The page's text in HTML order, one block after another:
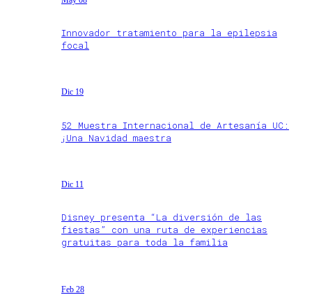
Innovador tratamiento para la epilepsia
focal
Dic 19
52 Muestra Internacional de Artesanía UC:
¡Una Navidad maestra
Dic 11
Disney presenta “La diversión de las
fiestas” con una ruta de experiencias
gratuitas para toda la familia
Feb 28